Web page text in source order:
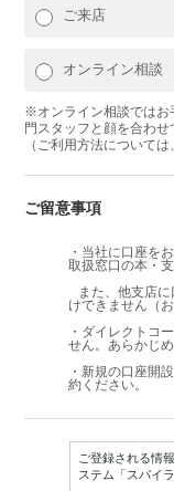
ご来店
オンライン相談
※オンライン相談ではお
門スタッフと顔を合わせ
（ご利用方法について
ご留意事項
・当社に口座を
取扱窓口の本・
また、他支店に
けできません（
・ダイレクトコ
せん。あらかじ
・新規の口座開
約ください。
ご登録される情報
ステム「スパイ